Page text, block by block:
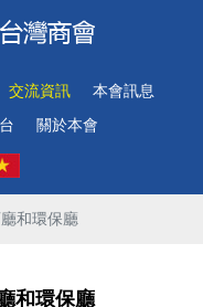
交流資訊
本會訊息
關於本會
和環保廳
和環保廳